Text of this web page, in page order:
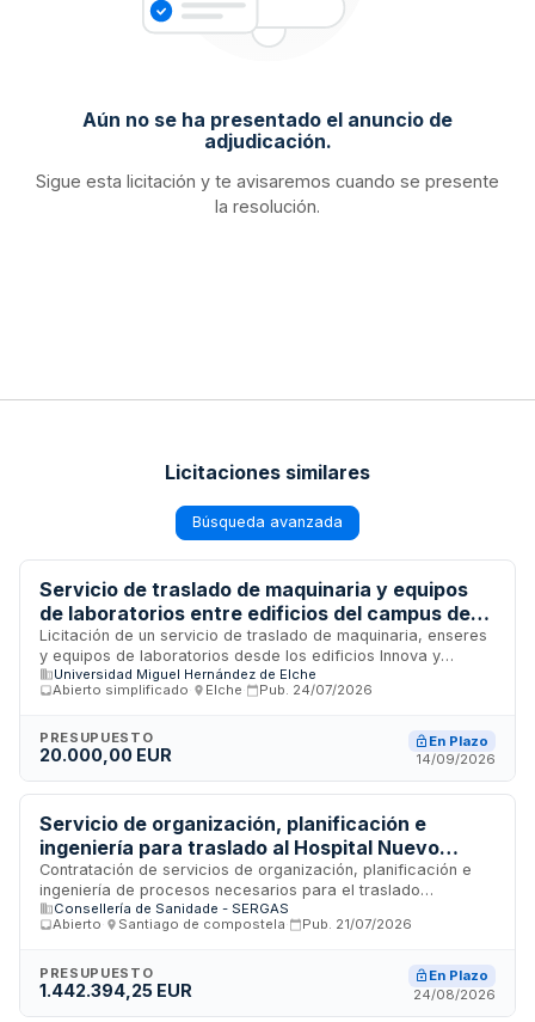
Aún no se ha presentado el anuncio de
adjudicación.
Sigue esta licitación y te avisaremos cuando se presente
la resolución.
Licitaciones similares
Búsqueda avanzada
Servicio de traslado de maquinaria y equipos
de laboratorios entre edificios del campus de
Elche de la Universidad Miguel Hernández
Licitación de un servicio de traslado de maquinaria, enseres
y equipos de laboratorios desde los edificios Innova y
Torrevaillo hacia el edificio Valverde en el campus de Elche
de la Universidad Miguel Hernández de Elche. El servicio
material científico de alto valor y gestión ambiental de
residuos de embalaje. La empresa adjudicataria debe contar
robo, ejecutándose en un plazo de cuarenta y cinco días
naturales.
Universidad Miguel Hernández de Elche
Abierto simplificado
Elche Pub. 24/07/2026
PRESUPUESTO
20.000,00 EUR
En Plazo
14/09/2026
Servicio de organización, planificación e
ingeniería para traslado al Hospital Nuevo
Montecelo - SERGAS
Contratación de servicios de organización, planificación e
ingeniería de procesos necesarios para el traslado
operacional al Hospital Nuevo Montecelo. El contrato, licitado
por la Consellería de Sanidade a través de SERGAS,
actividades asociadas a la mudanza hospitalaria en Santiago
de Compostela. Se requieren servicios especializados en
Consellería de Sanidade - SERGAS
Abierto
Santiago de compostela Pub. 21/07/2026
PRESUPUESTO
1.442.394,25 EUR
En Plazo
24/08/2026